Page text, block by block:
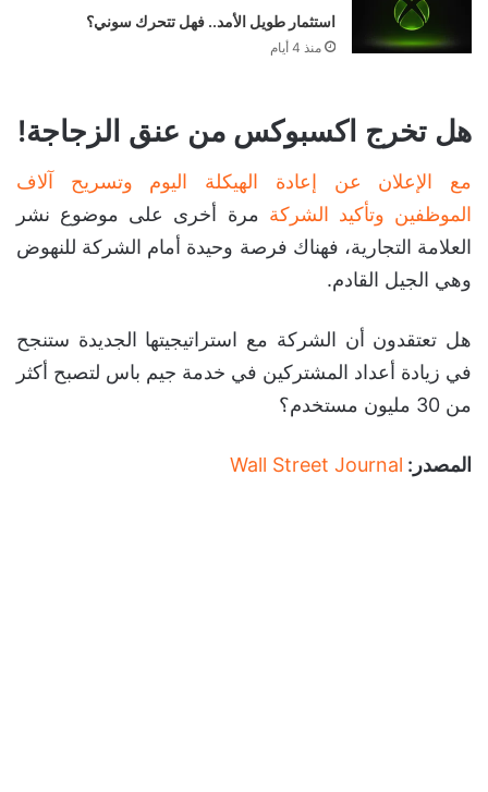
استثمار طويل الأمد.. فهل تتحرك سوني؟
منذ 4 أيام
هل تخرج اكسبوكس من عنق الزجاجة!
مع الإعلان عن إعادة الهيكلة اليوم وتسريح آلاف
الموظفين وتأكيد الشركة مرة أخرى على موضوع نشر
العلامة التجارية، فهناك فرصة وحيدة أمام الشركة للنهوض
وهي الجيل القادم.
هل تعتقدون أن الشركة مع استراتيجيتها الجديدة ستنجح
في زيادة أعداد المشتركين في خدمة جيم باس لتصبح أكثر
من 30 مليون مستخدم؟
المصدر: Wall Street Journal